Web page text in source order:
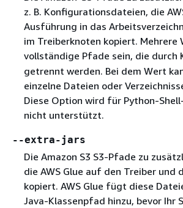
z. B. Konfigurationsdateien, die
Ausführung in das
im Treiberknoten kopiert. Mehrere
vollständige Pfade sein, die durch
getrennt werden. Bei dem Wert
einzelne Dateien oder
Diese Option wird für Python-
nicht unterstützt.
--extra-jars
Die Amazon S3 S3-Pfade zu
die AWS Glue auf den Treiber und
kopiert. AWS Glue fügt diese
Java-Klassenpfad hinzu, bevor Ihr